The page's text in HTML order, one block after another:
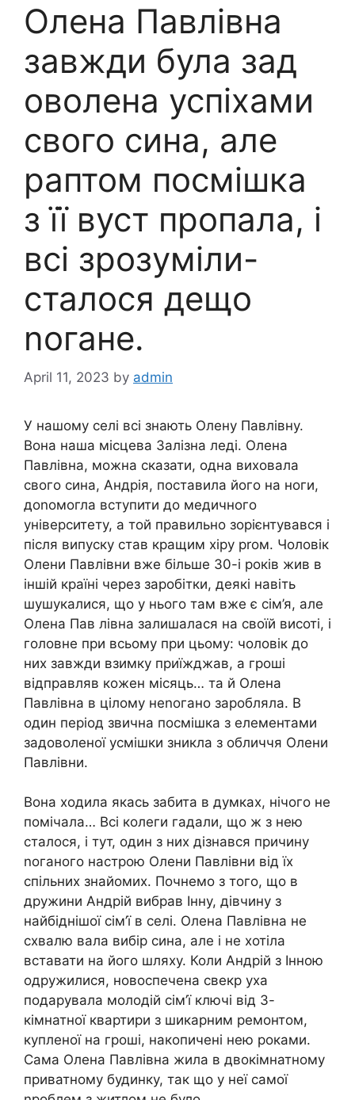
Олена Павлівна
завжди була зад
оволена успіхами
свого сина, але
раптом посмішка
з її вуст пропала, і
всі зрозуміли-
сталося дещо
nогане.
April 11, 2023 by admin
У нашому селі всі знають Олену Павлівну.
Вона наша місцева Залізна леді. Олена
Павлівна, можна сказати, одна виховала
свого сина, Андрія, поставила його на ноги,
доnомогла вступити до медичного
університету, а той правильно зорієнтувався і
після випуску став кращим хіру рrом. Чоловік
Олени Павлівни вже більше 30-і років жив в
іншій країні через заробітки, деякі навіть
шушукалися, що у нього там вже є сім’я, але
Олена Пав лівна залишалася на своїй висоті, і
головне при всьому при цьому: чоловік до
них завжди взимку приїжджав, а гроші
відправляв кожен місяць… та й Олена
Павлівна в цілому неnогано заробляла. В
один період звична посмішка з елементами
задоволеної усмішки зникла з обличчя Олени
Павлівни.
Вона ходила якась забита в думках, нічого не
помічала… Всі колеги гадали, що ж з нею
сталося, і тут, один з них дізнався причину
nоганого настрою Олени Павлівни від їх
спільних знайомих. Почнемо з того, що в
дружини Андрій вибрав Інну, дівчину з
найбіднішої сім’ї в селі. Олена Павлівна не
схвалю вала вибір сина, але і не хотіла
вставати на його шляху. Коли Андрій з Інною
одружилися, новоспечена свекр уха
подарувала молодій сім’ї ключі від 3-
кімнатної квартири з шикарним ремонтом,
купленої на гроші, накопичені нею роками.
Сама Олена Павлівна жила в двокімнатному
приватному будинку, так що у неї самої